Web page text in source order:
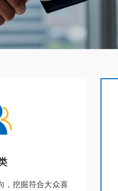
，挖掘符合大众喜